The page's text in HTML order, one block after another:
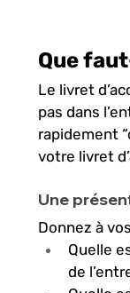
Que
Le livret
pas dans
rapidement
votre livret
Une
Donnez à
Quelle
de